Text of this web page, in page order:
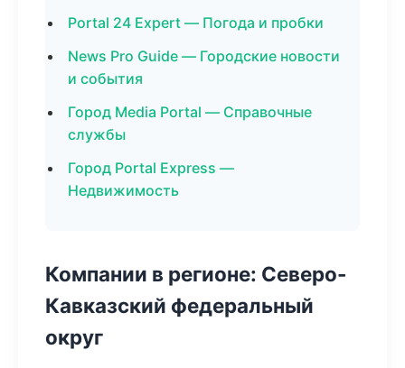
Portal 24 Expert — Погода и пробки
News Pro Guide — Городские новости
и события
Город Media Portal — Справочные
службы
Город Portal Express —
Недвижимость
Компании в регионе: Северо-
Кавказский федеральный
округ